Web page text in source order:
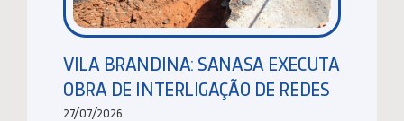
VILA BRANDINA: SANASA EXECUTA
OBRA DE INTERLIGAÇÃO DE REDES
27/07/2026